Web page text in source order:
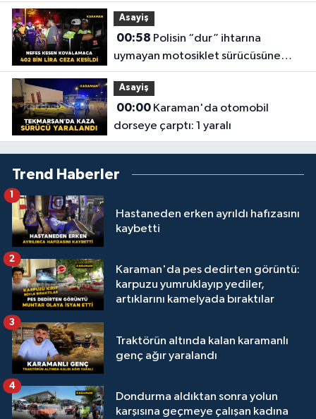
yaralı
Asayiş
00:58
uymayan motosiklet sürücüsüne
402 bin lira ceza kesildi
Asayiş
00:00Karaman'da otomobil
dorseye çarptı: 1 yaralı
Trend Haberler
Hastaneden erken ayrıldı hafızasını
kaybetti
1
Karaman'da pes dedirten görüntü:
karpuzu yumruklayıp yediler,
artıklarını kamelyada bıraktılar
2
Traktörün altında kalan karamanlı
genç ağır yaralandı
3
Dondurma aldıktan sonra yolun
karşısına geçmeye çalışan kadına
4